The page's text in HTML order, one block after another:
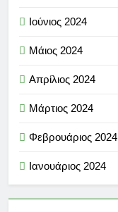
Ιούνιος 2024
Μάιος 2024
Απρίλιος 2024
Μάρτιος 2024
Φεβρουάριος 2024
Ιανουάριος 2024